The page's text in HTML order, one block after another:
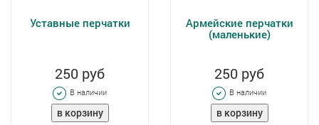
Уставные перчатки
250 руб
В наличии
Армейские перчатки
(маленькие)
250 руб
В наличии